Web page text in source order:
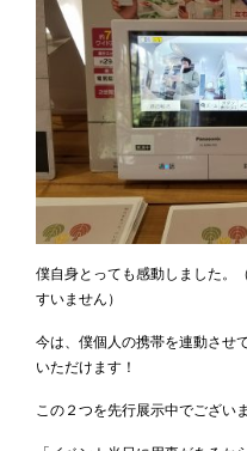
僕自身とっても感動しました。
すいません）
今は、僕個人の携帯を連動させ
いただけます！
この２つを先行展示中でございま